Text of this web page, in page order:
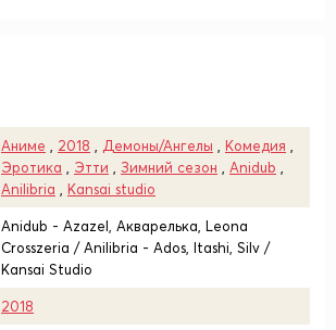
Аниме 2018 Демоны/Ангелы Комедия
Эротика
Этти Зимний сезон Anidub
Anilibria
Kansai studio
Anidub - Azazel, Акварелька, Leona
Crosszeria / Anilibria - Ados, Itashi, Silv /
Kansai Studio
2018